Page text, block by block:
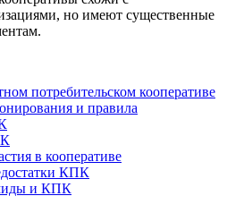
но имеют существенные
потребительском кооперативе
и правила
в кооперативе
КПК
и КПК